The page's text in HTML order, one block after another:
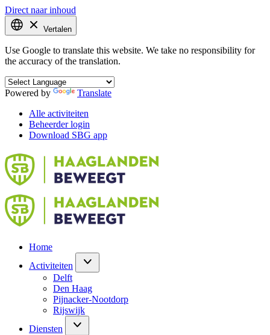
Direct naar inhoud
Vertalen
Use Google to translate this website. We take no responsibility for
the accuracy of the translation.
Powered by
Translate
Alle activiteiten
Beheerder login
Download SBG app
Home
Activiteiten
Delft
Den Haag
Pijnacker-Nootdorp
Rijswijk
Diensten